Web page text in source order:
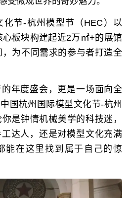
化节-杭州模型节（HEC）以
心板块构建起近2万㎡+的展馆
为不同需求的参与者打造全
年度盛会，更是一场面向全
国杭州国际模型文化节-杭州
是钟情机械美学的科技迷，
达人，还是对模型文化充满
能在这里找到属于自己的惊